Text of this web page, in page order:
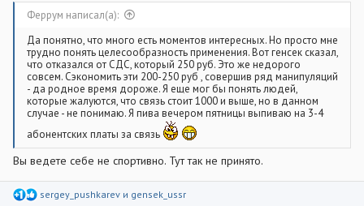
Феррум написал(а):
Да понятно, что много есть моментов интересных. Но просто мне
трудно понять целесообразность применения. Вот генсек сказал,
что отказался от СДС, который 250 руб. Это же недорого
совсем. Сэкономить эти 200-250 руб , совершив ряд манипуляций
- да родное время дороже. Я еще мог бы понять людей,
которые жалуются, что связь стоит 1000 и выше, но в данном
случае - не понимаю. Я пива вечером пятницы выпиваю на 3-4
абонентских платы за связь
Вы ведете себе не спортивно. Тут так не принято.
Рsergey_pushkarev и gensek_ussr